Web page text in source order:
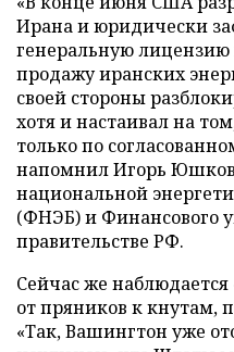
Ирана и юридически
генеральную лицензию
продажу иранских
своей стороны
хотя и настаивал на
только по
напомнил Игорь
национальной
(ФНЭБ) и Финансового
правительстве РФ.
Сейчас же
от пряников к кнутам,
«Так, Вашингтон уже